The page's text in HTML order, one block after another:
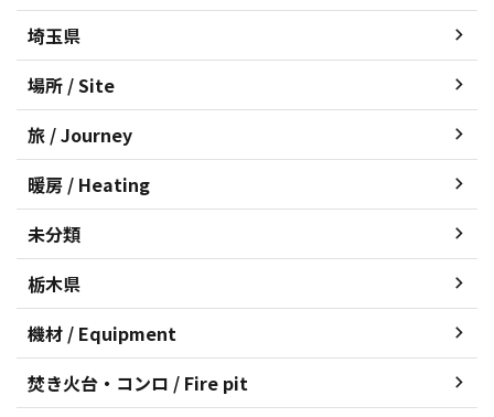
埼玉県
場所 / Site
旅 / Journey
暖房 / Heating
未分類
栃木県
機材 / Equipment
焚き火台・コンロ / Fire pit